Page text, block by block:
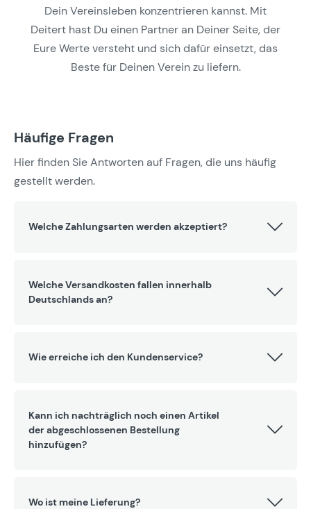
Dein Vereinsleben konzentrieren kannst. Mit
Deitert hast Du einen Partner an Deiner Seite, der
Eure Werte versteht und sich dafür einsetzt, das
Beste für Deinen Verein zu liefern.
Häufige Fragen
Hier finden Sie Antworten auf Fragen, die uns häufig
gestellt werden.
Welche Zahlungsarten werden akzeptiert?
Welche Versandkosten fallen innerhalb
Deutschlands an?
Wie erreiche ich den Kundenservice?
Kann ich nachträglich noch einen Artikel
der abgeschlossenen Bestellung
hinzufügen?
Wo ist meine Lieferung?